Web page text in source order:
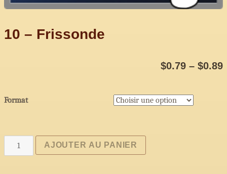
10 – Frissonde
$0.79 – $0.89
Format
quantité
de
AJOUTER AU PANIER